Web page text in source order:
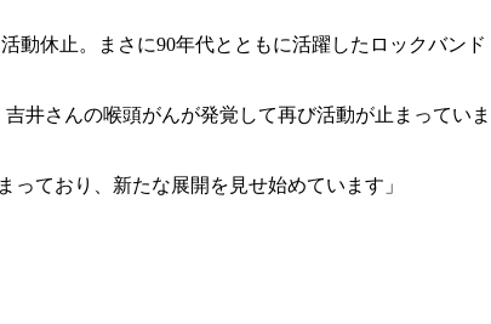
動休止。まさに90年代とともに活躍したロックバンド
井さんの喉頭がんが発覚して再び活動が止まっていま
ており、新たな展開を見せ始めています」